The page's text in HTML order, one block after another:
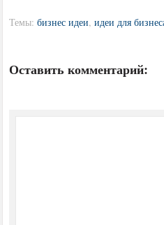
Темы:бизнес идеи,идеи для
Оставить комментарий: